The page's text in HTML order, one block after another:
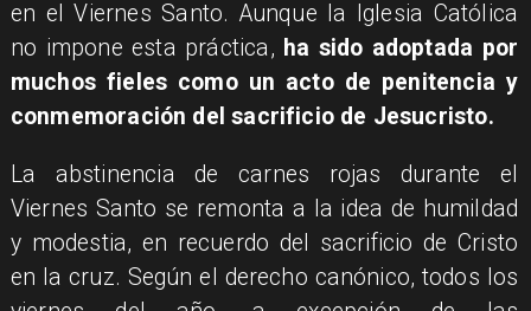
en el Viernes Santo. Aunque la Iglesia Católica
no impone esta práctica, ha sido adoptada por
muchos fieles como un acto de penitencia y
conmemoración del sacrificio de Jesucristo.
​La abstinencia de carnes rojas durante el
Viernes Santo se remonta a la idea de humildad
y modestia, en recuerdo del sacrificio de Cristo
en la cruz. Según el derecho canónico, todos los